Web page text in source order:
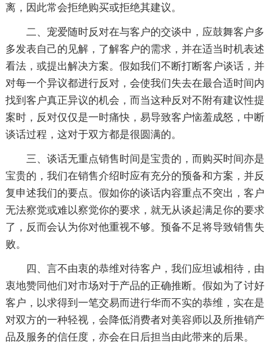
离，因此常会拒绝购买或拒绝其建议。
二、宠爱随时反对在与客户的交谈中，应鼓舞客户多
多发表自己的见解，了解客户的需求，并在适当时机表述
看法，或提出解决方案。假如我们不断打断客户谈话，并
对每一个异议都进行反对，会使我们失去在最合适时间内
找到客户真正异议的机会，而当这种反对不附有建议性提
案时，反对仅仅是一时痛快，易导致客户恼羞成怒，中断
谈话过程，这对于双方都是很圆满的。
三、谈话无重点销售时间是宝贵的，而购买时间亦是
宝贵的，我们在销售介绍时应有充分的预备和方案，并反
复申述我们的要点。假如你的谈话内容重点不突出，客户
无法察觉或难以察觉你的要求，就无从谈起满足你的要求
了，反而会认为你对他重视不够。预备不足将导致销售失
败。
四、言不由衷的恭维对待客户，我们应坦诚相待，由
衷地赞同他们对市场对于产品的正确推断。假如为了讨好
客户，以求得到一笔交易而进行华而不实的恭维，实在是
对双方的一种轻视，会降低消费者对美容师以及所推销产
品及服务的信任度，亦会在日后担当由此带来的后果。